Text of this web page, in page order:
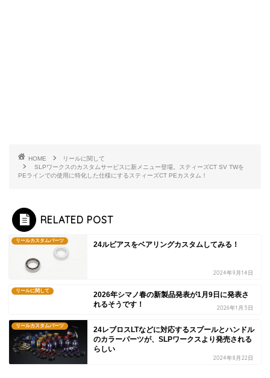
HOME
リールに関して
SLPワークスのカスタムサービスに新メニュー登場。スティーズCT SV TWを
PEラインでの使用に特化した仕様にするスティーズCT PEカスタム！
RELATED POST
リールカスタムパーツ 24ルビアスをベアリングカスタムしてみる！
2024年9月14日
リールに関して
2026年シマノ春の新製品発表が1月9日に発表さ
れるそうです！
2026年1月5日
リールカスタムパーツ
24レブロスLTなどに対応するスプールとハンドル
のカラーパーツが、SLPワークスより発売される
らしい
2024年8月22日